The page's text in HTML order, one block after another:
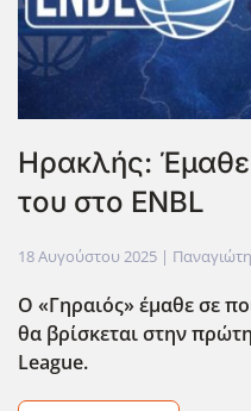
Ηρακλής:
του στο ENBL
18 Αυγούστου 2025 |
Ο «Γηραιός» έμαθε σε
θα βρίσκεται στην
League.